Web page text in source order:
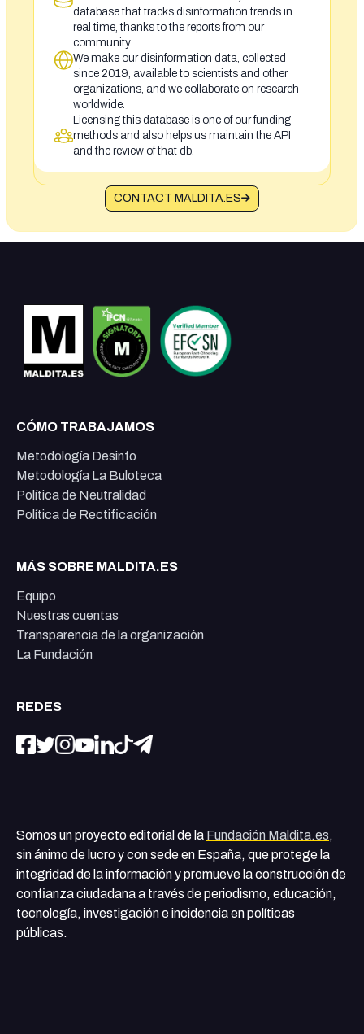
database that tracks disinformation trends in
real time, thanks to the reports from our
community
We make our disinformation data, collected
since 2019, available to scientists and other
organizations, and we collaborate on research
worldwide.
Licensing this database is one of our funding
methods and also helps us maintain the API
and the review of that db.
CONTACT MALDITA.ES
CÓMO TRABAJAMOS
Metodología Desinfo
Metodología La Buloteca
Política de Neutralidad
Política de Rectificación
MÁS SOBRE MALDITA.ES
Equipo
Nuestras cuentas
Transparencia de la organización
La Fundación
REDES
Somos un proyecto editorial de la Fundación Maldita.es,
sin ánimo de lucro y con sede en España, que protege la
integridad de la información y promueve la construcción de
confianza ciudadana a través de periodismo, educación,
tecnología, investigación e incidencia en políticas
públicas.